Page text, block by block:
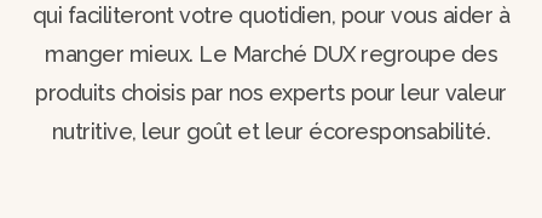
qui faciliteront votre quotidien, pour vous aider à
manger mieux. Le Marché DUX regroupe des
produits choisis par nos experts pour leur valeur
nutritive, leur goût et leur écoresponsabilité.